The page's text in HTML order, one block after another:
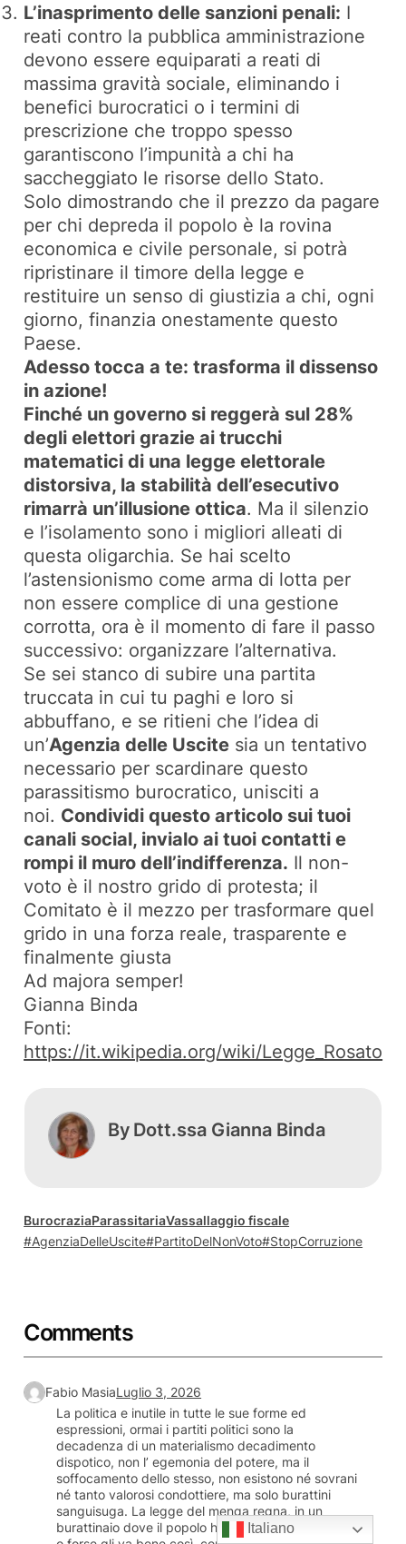
L’inasprimento delle sanzioni penali: I
reati contro la pubblica amministrazione
devono essere equiparati a reati di
massima gravità sociale, eliminando i
benefici burocratici o i termini di
prescrizione che troppo spesso
garantiscono l’impunità a chi ha
saccheggiato le risorse dello Stato.
Solo dimostrando che il prezzo da pagare
per chi depreda il popolo è la rovina
economica e civile personale, si potrà
ripristinare il timore della legge e
restituire un senso di giustizia a chi, ogni
giorno, finanzia onestamente questo
Paese.
Adesso tocca a te: trasforma il dissenso
in azione!
Finché un governo si reggerà sul 28%
degli elettori grazie ai trucchi
matematici di una legge elettorale
distorsiva, la stabilità dell’esecutivo
rimarrà un’illusione ottica. Ma il silenzio
e l’isolamento sono i migliori alleati di
questa oligarchia. Se hai scelto
l’astensionismo come arma di lotta per
non essere complice di una gestione
corrotta, ora è il momento di fare il passo
successivo: organizzare l’alternativa.
Se sei stanco di subire una partita
truccata in cui tu paghi e loro si
abbuffano, e se ritieni che l’idea di
un’Agenzia delle Uscite sia un tentativo
necessario per scardinare questo
parassitismo burocratico, unisciti a
noi. Condividi questo articolo sui tuoi
canali social, invialo ai tuoi contatti e
rompi il muro dell’indifferenza. Il non-
voto è il nostro grido di protesta; il
Comitato è il mezzo per trasformare quel
grido in una forza reale, trasparente e
finalmente giusta
Ad majora semper!
Gianna Binda
Fonti:
https://it.wikipedia.org/wiki/Legge_Rosato
By Dott.ssa Gianna Binda
BurocraziaParassitariaVassallaggio fiscale
AgenziaDelleUscite PartitoDelNonVoto StopCorruzione
Comments
Fabio MasiaLuglio 3, 2026
La politica e inutile in tutte le sue forme ed
espressioni, ormai i partiti politici sono la
decadenza di un materialismo decadimento
dispotico, non l’ egemonia del potere, ma il
soffocamento dello stesso, non esistono né sovrani
né tanto valorosi condottiere, ma solo burattini
sanguisuga. La legge del menga regna, in un
burattinaio dove il popolo ha perso ogni sovranità,
Italiano